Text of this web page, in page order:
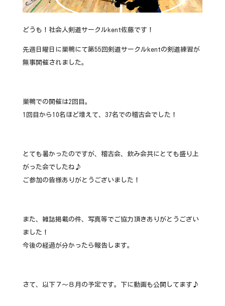
どうも！社会人剣道サークルkent佐藤です！
先週日曜日に巣鴨にて第55回剣道サークルkentの剣道練習が
無事開催されました。
巣鴨での開催は2回目。
1回目から10名ほど増えて、37名での稽古会でした！
とても暑かったのですが、稽古会、飲み会共にとても盛り上
がった会でしたね♪
ご参加の皆様ありがとうございました！
また、雑誌掲載の件、写真等でご協力頂きありがとうござい
ました！
今後の経過が分かったら報告します。
さて、以下７〜８月の予定です。下に動画も公開してます♪